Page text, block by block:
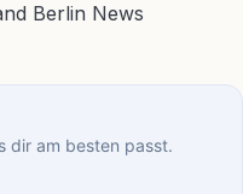
dir am besten passt.